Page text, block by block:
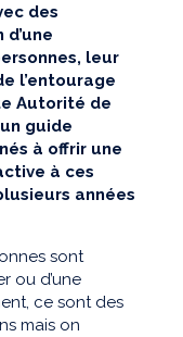
des
leur
l’entourage
Autorité de
guide
à offrir une
à ces
années
sont
ou d’une
ce sont des
mais on